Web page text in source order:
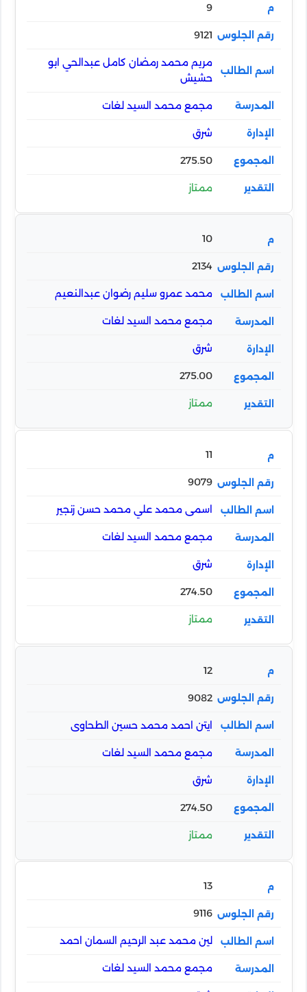
9
9121
مريم محمد رمضان كامل عبدالحي ابو
حشيش
مجمع محمد السيد لغات
شرق
275.50
ممتاز
10
2134
محمد عمرو سليم رضوان عبدالنعيم
مجمع محمد السيد لغات
شرق
275.00
ممتاز
11
9079
اسمى محمد علي محمد حسن زنجير
مجمع محمد السيد لغات
شرق
274.50
ممتاز
12
9082
ايتن احمد محمد حسين الطحاوى
مجمع محمد السيد لغات
شرق
274.50
ممتاز
13
9116
لين محمد عبد الرحيم السمان احمد
مجمع محمد السيد لغات